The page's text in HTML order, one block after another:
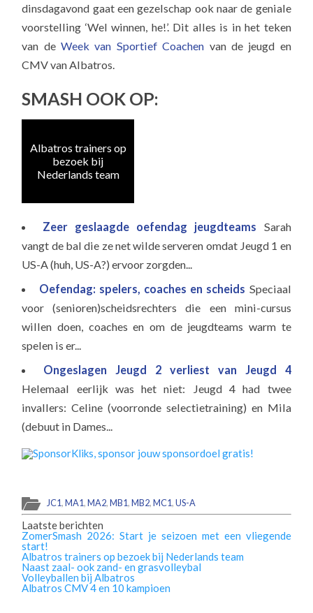
dinsdagavond gaat een gezelschap ook naar de geniale
voorstelling ‘Wel winnen, he!’. Dit alles is in het teken
van deWeek van Sportief Coachen van de jeugd en
CMV van Albatros.
SMASH OOK OP:
Albatros trainers op
bezoek bij
Nederlands team
Zeer geslaagde oefendag jeugdteams Sarah
vangt de bal die ze net wilde serveren omdat Jeugd 1 en
US-A (huh, US-A?) ervoor zorgden...
Oefendag: spelers, coaches en scheids Speciaal
voor (senioren)scheidsrechters die een mini-cursus
willen doen, coaches en om de jeugdteams warm te
spelen is er...
Ongeslagen Jeugd 2 verliest van Jeugd 4
Helemaal eerlijk was het niet: Jeugd 4 had twee
invallers: Celine (voorronde selectietraining) en Mila
(debuut in Dames...
JC1,MA1,MA2,MB1,MB2,MC1,US-A
Laatste berichten
ZomerSmash 2026: Start je seizoen met een vliegende
start!
Albatros trainers op bezoek bij Nederlands team
Naast zaal- ook zand- en grasvolleybal
Volleyballen bij Albatros
Albatros CMV 4 en 10 kampioen